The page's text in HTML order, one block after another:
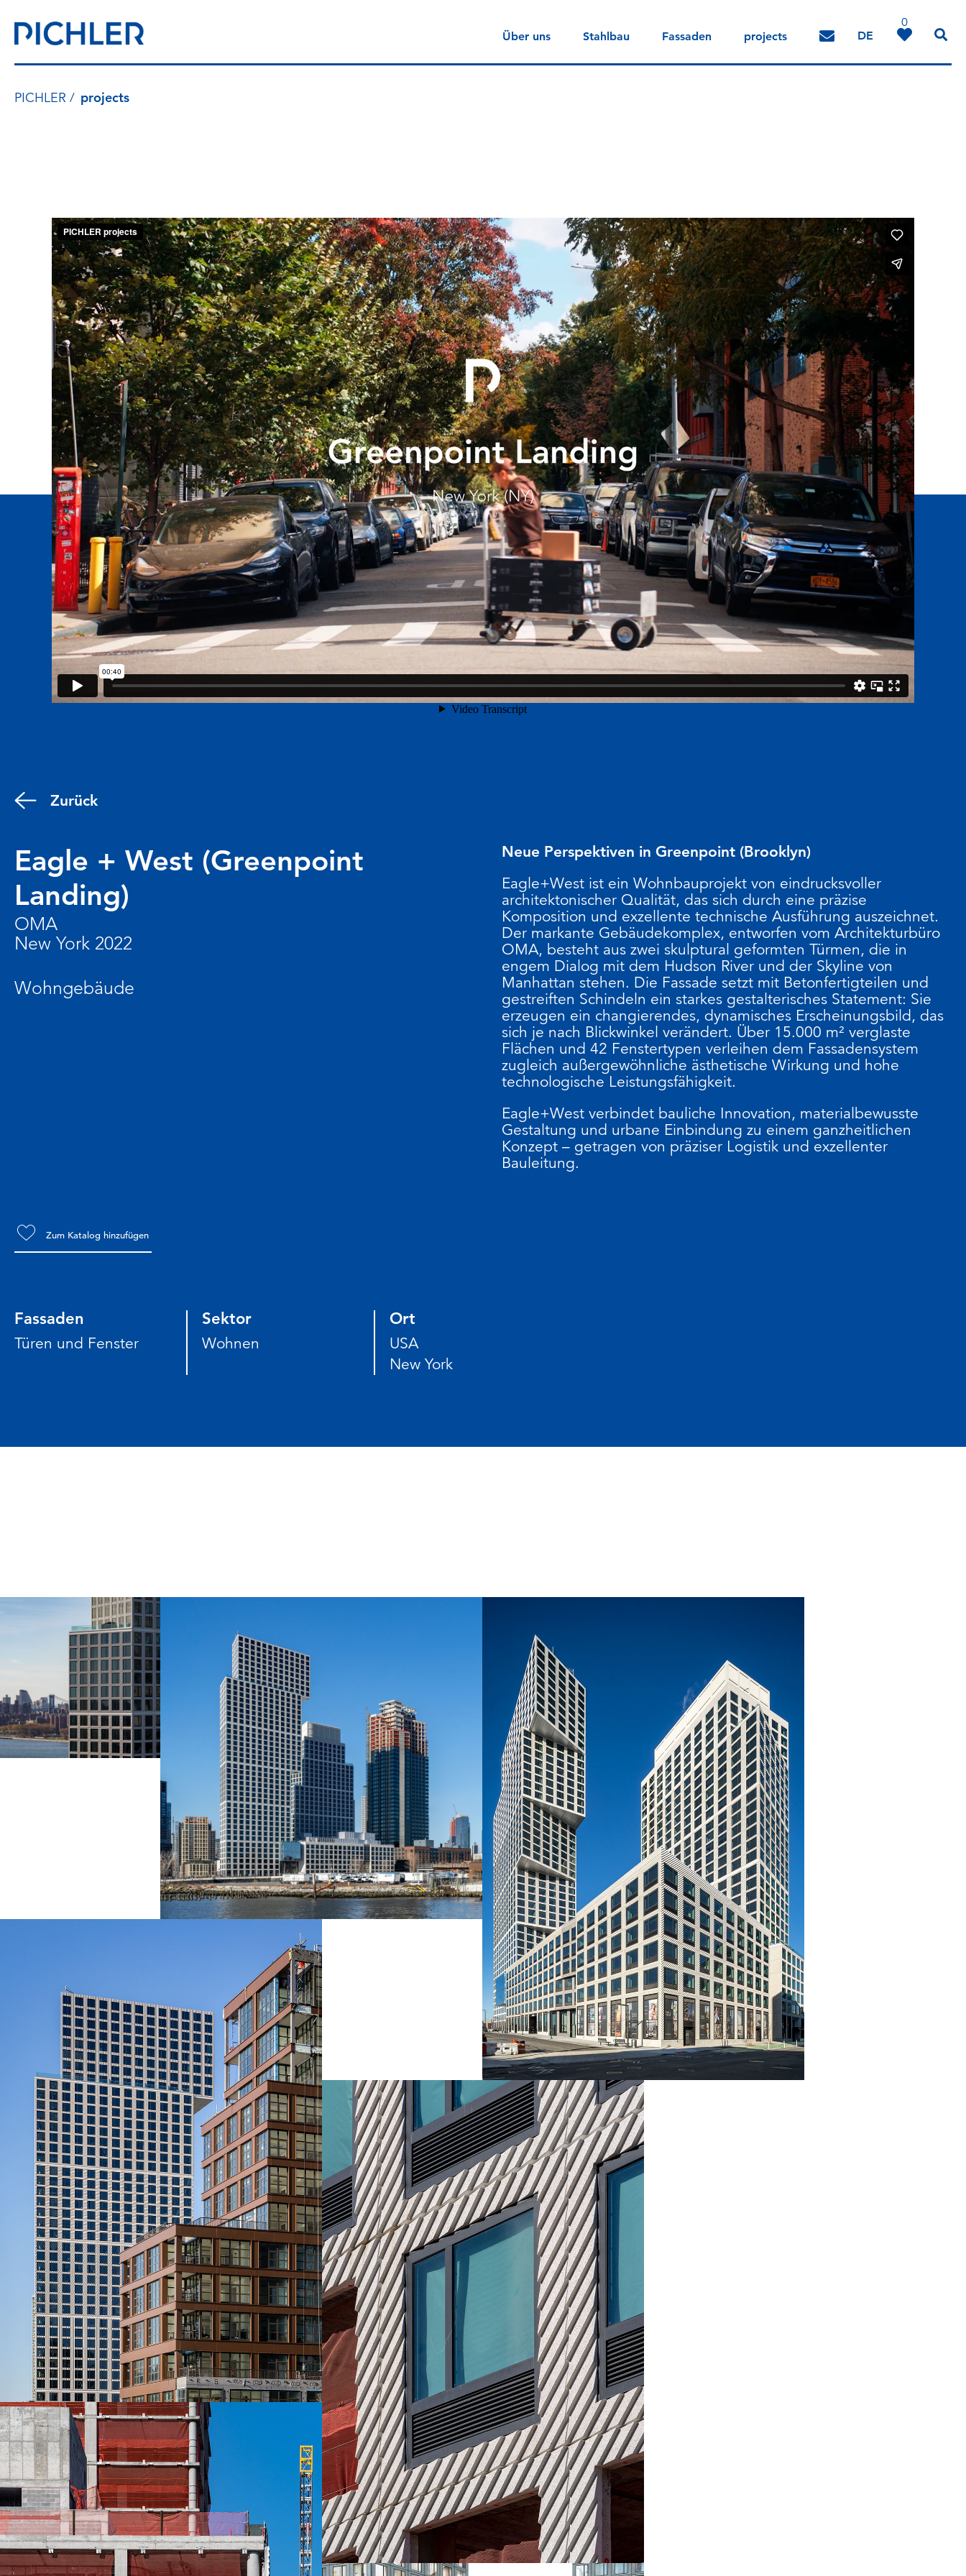
Über uns Stahlbau Fassaden projects DE
IT EN
0
PICHLER projects
Zurück
Eagle + West (Greenpoint
Landing)
OMA
New York 2022
Wohngebäude
Neue Perspektiven in Greenpoint (Brooklyn)
Eagle+West ist ein Wohnbauprojekt von eindrucksvoller
architektonischer Qualität, das sich durch eine präzise
Komposition und exzellente technische Ausführung auszeichnet.
Der markante Gebäudekomplex, entworfen vom Architekturbüro
OMA, besteht aus zwei skulptural geformten Türmen, die in
engem Dialog mit dem Hudson River und der Skyline von
Manhattan stehen. Die Fassade setzt mit Betonfertigteilen und
gestreiften Schindeln ein starkes gestalterisches Statement: Sie
erzeugen ein changierendes, dynamisches Erscheinungsbild, das
sich je nach Blickwinkel verändert. Über 15.000 m² verglaste
Flächen und 42 Fenstertypen verleihen dem Fassadensystem
zugleich außergewöhnliche ästhetische Wirkung und hohe
technologische Leistungsfähigkeit.
Eagle+West verbindet bauliche Innovation, materialbewusste
Gestaltung und urbane Einbindung zu einem ganzheitlichen
Konzept – getragen von präziser Logistik und exzellenter
Bauleitung.
Zum Katalog hinzufügen
Fassaden
Türen und Fenster
Sektor
Wohnen
Ort
USA
New York